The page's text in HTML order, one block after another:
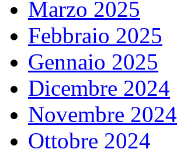
Marzo 2025
Febbraio 2025
Gennaio 2025
Dicembre 2024
Novembre 2024
Ottobre 2024